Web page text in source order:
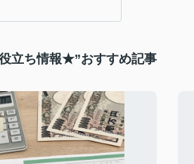
立ち情報★”おすすめ記事